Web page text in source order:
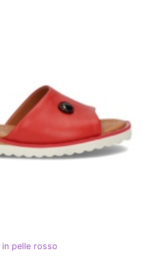
pelle rosso